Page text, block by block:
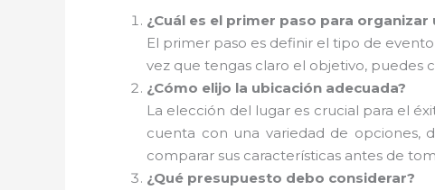
¿Cuál es el primer paso para organizar
El primer paso es definir el tipo de
vez que tengas claro el objetivo, puedes
¿Cómo elijo la ubicación adecuada?
La elección del lugar es crucial para el
cuenta con una variedad de opciones,
comparar sus características antes de
¿Qué presupuesto debo considerar?